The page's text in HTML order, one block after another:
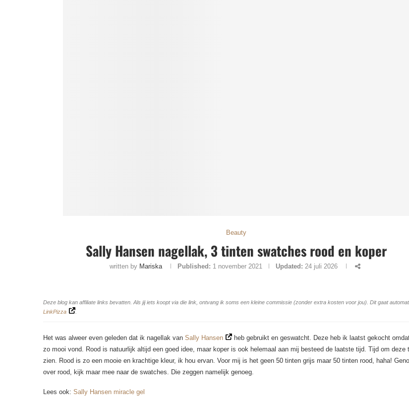
Beauty
Sally Hansen nagellak, 3 tinten swatches rood en koper
written by Mariska Published: 1 november 2021 Updated: 24 juli 2026
Deze blog kan affiliate links bevatten. Als jij iets koopt via die link, ontvang ik soms een kleine commissie (zonder extra kosten voor jou). Dit gaat
LinkPizza
Het was alweer even geleden dat ik nagellak van Sally Hansen
heb gebruikt en geswatcht. Deze heb ik laatst gekocht
zo mooi vond. Rood is natuurlijk altijd een goed idee, maar koper is ook helemaal aan mij besteed de laatste tijd. Tijd om deze
zien. Rood is zo een mooie en krachtige kleur, ik hou ervan. Voor mij is het geen 50 tinten grijs maar 50 tinten rood, haha!
over rood, kijk maar mee naar de swatches. Die zeggen namelijk genoeg.
Lees ook: Sally Hansen miracle gel